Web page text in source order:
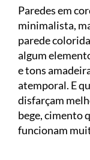
Paredes em
minimalista,
parede
algum
e tons
atemporal. E
disfarçam
bege, cimento
funcionam